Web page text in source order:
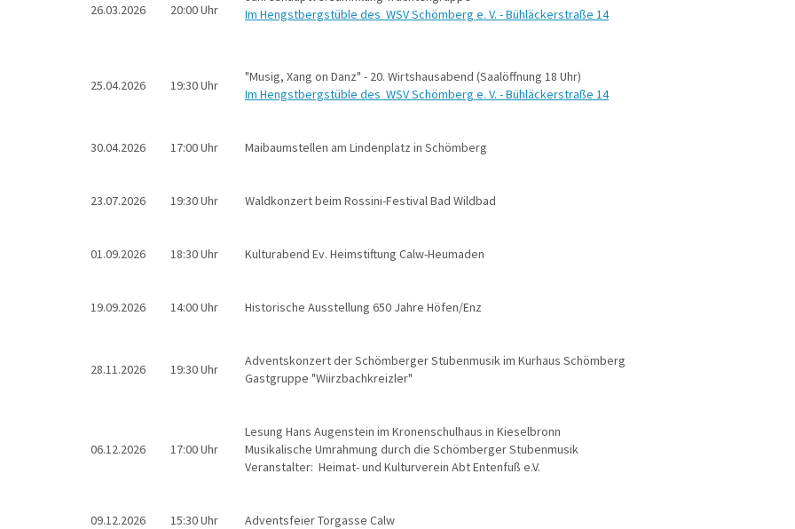
26.03.2026 20:00 Uhr
Im Hengstbergstüble des WSV Schömberg e. V. - Bühläckerstraße 14
25.04.2026 19:30 Uhr
"Musig, Xang on Danz" - 20. Wirtshausabend (Saalöffnung 18 Uhr)
Im Hengstbergstüble des WSV Schömberg e. V. - Bühläckerstraße 14
30.04.2026 17:00 Uhr Maibaumstellen am Lindenplatz in Schömberg
23.07.2026 19:30 Uhr Waldkonzert beim Rossini-Festival Bad Wildbad
01.09.2026 18:30 Uhr Kulturabend Ev. Heimstiftung Calw-Heumaden
19.09.2026 14:00 Uhr Historische Ausstellung 650 Jahre Höfen/Enz
28.11.2026 19:30 Uhr
Adventskonzert der Schömberger Stubenmusik im Kurhaus Schömberg
Gastgruppe "Wiirzbachkreizler"
06.12.2026 17:00 Uhr
Lesung Hans Augenstein im Kronenschulhaus in Kieselbronn
Musikalische Umrahmung durch die Schömberger Stubenmusik
Veranstalter: Heimat- und Kulturverein Abt Entenfuß e.V.
09.12.2026 15:30 Uhr Adventsfeier Torgasse Calw